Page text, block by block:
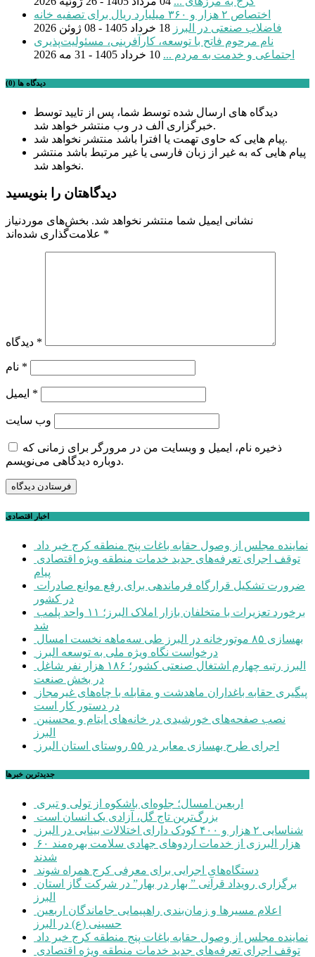
اختصاص ۲ هزار و ۳۶۰ میلیارد ریال برای تصفیه خانه
فاضلاب صنعتی در البرز 18 خرداد 1405 - 08 ژوئن 2026
نام مرحوم فاتح با توسعه، کارآفرینی، مسئولیت‌پذیری
اجتماعی و خدمت به مردم ... 10 خرداد 1405 - 31 مه 2026
دیدگاه ها (0)
دیدگاه های ارسال شده توسط شما، پس از تایید توسط
خبرگزاری الف در وب منتشر خواهد شد.
پیام هایی که حاوی تهمت یا افترا باشد منتشر نخواهد شد.
پیام هایی که به غیر از زبان فارسی یا غیر مرتبط باشد منتشر
نخواهد شد.
دیدگاهتان را بنویسید
نشانی ایمیل شما منتشر نخواهد شد. بخش‌های موردنیاز
*
*
*
*
وب‌ سایت
ذخیره نام، ایمیل و وبسایت من در مرورگر برای زمانی که
دوباره دیدگاهی می‌نویسم.
اخبار اقتصادی
نماینده مجلس از وصول حقابه باغات پنج منطقه کرج خبر داد
پیام
در کشور
شد
بهسازی ۸۵ موتورخانه در البرز طی سه‌ماهه نخست امسال
درخواست نگاه ویژه ملی به توسعه البرز
در بخش صنعت
در دستور کار است
البرز
اجرای طرح بهسازی معابر در ۵۵ روستای استان البرز
جديدترين خبرها
اربعین امسال؛ جلوه‌ای باشکوه از تولی و تبری
بزرگ‌ترین تاج گل، آزادی یک انسان است
شناسایی ۲ هزار و ۴۰۰ کودک دارای اختلالات بینایی در البرز
۶۰ هزار البرزی از خدمات اردوهای جهادی سلامت بهره‌مند
شدند
دستگاه‌های اجرایی برای معرفی کرج همراه شوند
البرز
حسینی (ع) در البرز
نماینده مجلس از وصول حقابه باغات پنج منطقه کرج خبر داد